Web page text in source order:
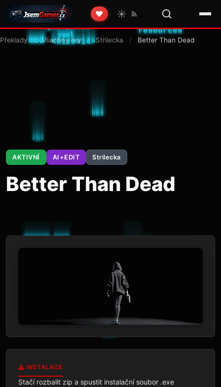
❤️ ☀️
Překlady / Všechny hry / Strilecka / Better Than Dead
AKTIVNÍ AI+EDIT Strilecka
Better Than Dead
INSTALACE
Stačí rozbalit zip a spustit instalační soubor .exe